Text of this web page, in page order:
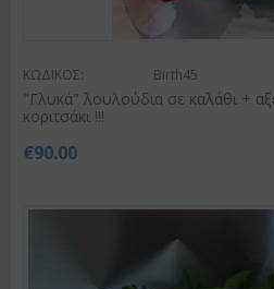
ΚΩΔΙΚΟΣ: Birth45
"Γλυκά" λουλούδια σε καλάθι +
κοριτσάκι !!!
€90.00